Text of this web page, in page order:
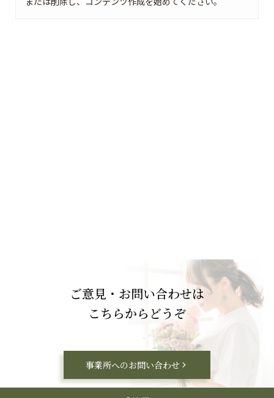
ご意見・お問い合わせは
こちらからどうぞ
事業所へのお問い合わせ